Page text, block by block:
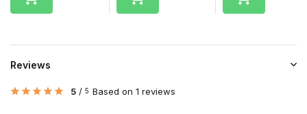
Reviews
5 / 5 Based on 1 reviews